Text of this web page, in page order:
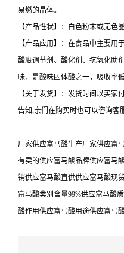
易燃的晶体。
【产品性状】：白色粉末或无色
【产品应用】：在食品中主要用
酸度调节剂、酸化剂、抗氧化助
味，是酸味固体酸之一，吸收率
【关于发货】：发货时间以买家
告知,亲们在购买时也可以咨询客
厂家供应富马酸生产厂家供应富
有卖的供应富马酸品牌供应富马
销供应富马酸直供供应富马酸现
富马酸类别含量99%供应富马酸
酸作用供应富马酸用途供应富马